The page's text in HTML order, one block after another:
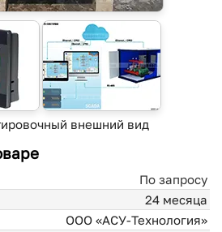
внешний вид
По запросу
24 месяца
ООО «АСУ-Технология»